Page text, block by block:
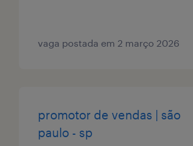
vaga postada em 2 março 2026
promotor de vendas | são
paulo - sp